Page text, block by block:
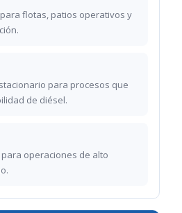
flotas, patios operativos y
para procesos que
de diésel.
operaciones de alto